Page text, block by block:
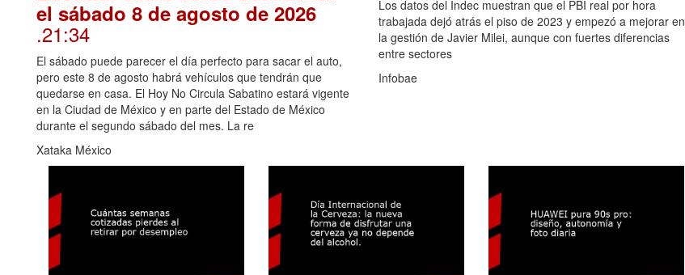
el sábado 8 de agosto de 2026
.21:34
El sábado puede parecer el día perfecto para sacar el auto,
pero este 8 de agosto habrá vehículos que tendrán que
quedarse en casa. El Hoy No Circula Sabatino estará vigente
en la Ciudad de México y en parte del Estado de México
durante el segundo sábado del mes. La re
Xataka México
Los datos del Indec muestran que el PBI real por hora
trabajada dejó atrás el piso de 2023 y empezó a mejorar en
la gestión de Javier Milei, aunque con fuertes diferencias
entre sectores
Infobae